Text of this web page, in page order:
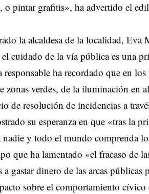
o pintar grafitis», ha advertido el
la alcaldesa de la localidad, Eva
cuidado de la vía pública es una
ha recordado que en
zonas verdes, de la iluminación en
de resolución de incidencias a
su esperanza en que «tras la
y todo el mundo comprenda
que ha lamentado «el fracaso de
gastar dinero de las arcas públicas
sobre el comportamiento